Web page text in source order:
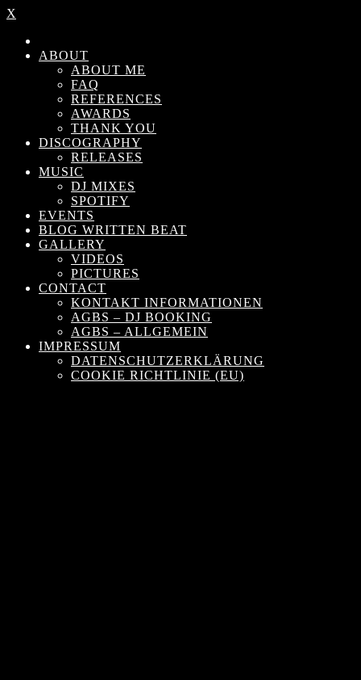
X
ABOUT
ABOUT ME
FAQ
REFERENCES
AWARDS
THANK YOU
DISCOGRAPHY
RELEASES
MUSIC
DJ MIXES
SPOTIFY
EVENTS
BLOG WRITTEN BEAT
GALLERY
VIDEOS
PICTURES
CONTACT
KONTAKT INFORMATIONEN
AGBS – DJ BOOKING
AGBS – ALLGEMEIN
IMPRESSUM
DATENSCHUTZERKLÄRUNG
COOKIE RICHTLINIE (EU)